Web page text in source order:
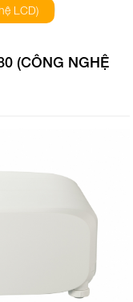
LCD)
(CÔNG NGHỆ